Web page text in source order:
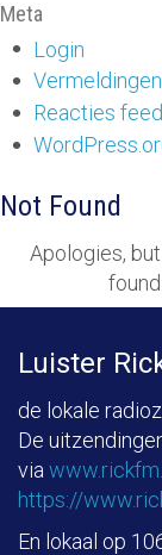
Meta
Login
Reacties feed
Not Found
Apologies,
Luister
de lokale
De
via
https://
En lokaal op